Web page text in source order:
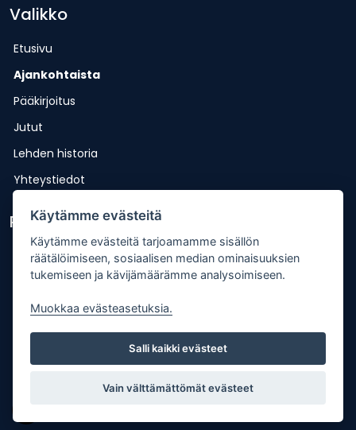
Valikko
Etusivu
Ajankohtaista
Pääkirjoitus
Jutut
Lehden historia
Yhteystiedot
Pikalinkit
Lähetä uutisvinkki
Kopiointiohje
Mediakortti
Tilaa lehti
Osoitteenmuutos
Käytämme evästeitä
Käytämme evästeitä tarjoamamme sisällön
räätälöimiseen, sosiaalisen median ominaisuuksien
tukemiseen ja kävijämäärämme analysoimiseen.
Muokkaa evästeasetuksia.
Salli kaikki evästeet
Vain välttämättömät evästeet